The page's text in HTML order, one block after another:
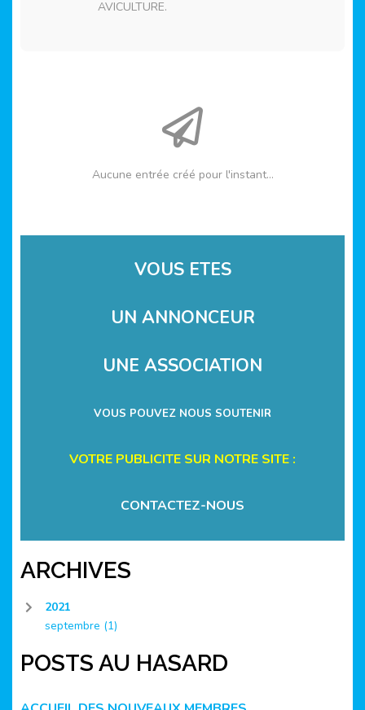
AVICULTURE.
Aucune entrée créé pour l'instant...
VOUS ETES
UN ANNONCEUR
UNE ASSOCIATION
VOUS POUVEZ NOUS SOUTENIR
VOTRE PUBLICITE SUR NOTRE SITE :
CONTACTEZ-NOUS
ARCHIVES
2021
septembre (1)
POSTS AU HASARD